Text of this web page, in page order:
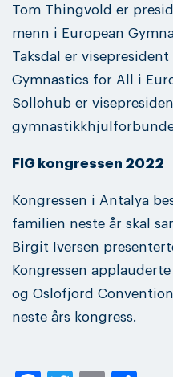
Tom Thingvold er
menn i European
Taksdal er
Gymnastics for All i
Sollohub er
FIG kongressen 2022
Kongressen i Antalya
familien neste år skal
Birgit Iversen
Kongressen
og Oslofjord
neste års kongress.